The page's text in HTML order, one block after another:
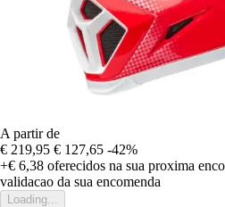
A partir de
€ 219,95 € 127,65 -42%
+€ 6,38 oferecidos na sua proxima
validacao da sua encomenda
Loading...